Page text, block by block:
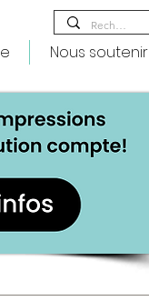
Nous soutenir